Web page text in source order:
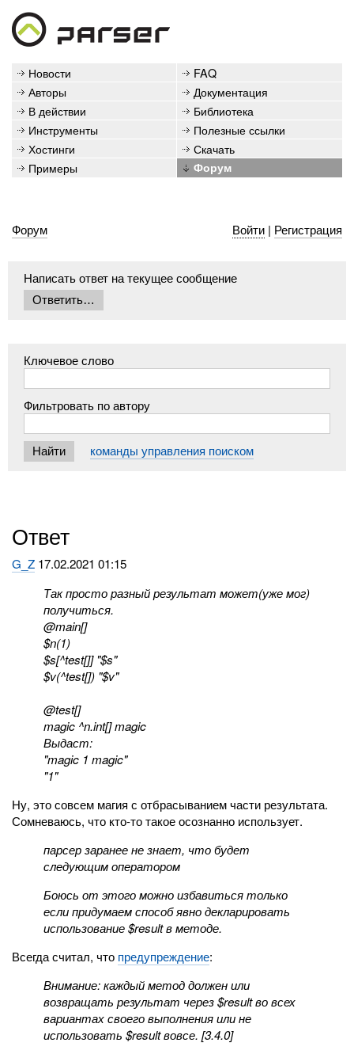
Новости
FAQ
Авторы
Документация
В действии
Библиотека
Инструменты
Полезные ссылки
Хостинги
Скачать
Примеры
Форум
Форум Войти| Регистрация
Написать ответ на текущее сообщение
Ключевое слово
Фильтровать по автору
команды управления поиском
Ответ
G_Z 17.02.2021 01:15
Так просто разный результат может(уже мог)
получиться.
@main[]
$n(1)
$s[^test[]] "$s"
$v(^test[]) "$v"
@test[]
magic ^n.int[] magic
Выдаст:
"magic 1 magic"
"1"
Ну, это совсем магия с отбрасыванием части результата.
Сомневаюсь, что кто-то такое осознанно использует.
парсер заранее не знает, что будет
следующим оператором
Боюсь от этого можно избавиться только
если придумаем способ явно декларировать
использование $result в методе.
Всегда считал, что предупреждение:
Внимание: каждый метод должен или
возвращать результат через $result во всех
вариантах своего выполнения или не
использовать $result вовсе. [3.4.0]